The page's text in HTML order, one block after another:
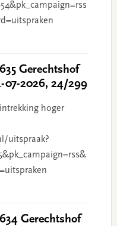
Gerechtshof
07-2026, 24/299
hoger
uitspraak?
Gerechtshof